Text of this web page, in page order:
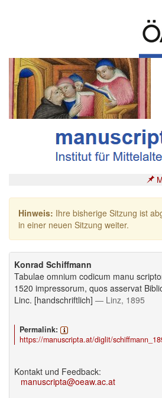
Hinweis: Ihre bisherige Sitzung ist
in einer neuen Sitzung weiter.
Konrad Schiffmann
Tabulae omnium codicum manu
1520 impressorum, quos asservat
Linc. [handschriftlich] — Linz, 1895
Permalink:
https://manuscripta.at/diglit/
Kontakt und Feedback:
manuscripta@oeaw.ac.at